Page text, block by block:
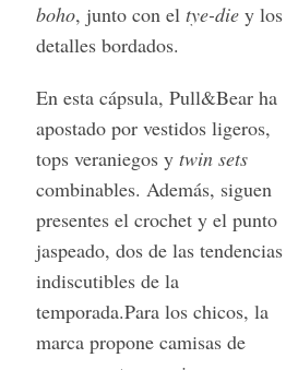
boho, junto con el tye-die y los
detalles bordados.
En esta cápsula, Pull&Bear ha
apostado por vestidos ligeros,
tops veraniegos y twin sets
combinables. Además, siguen
presentes el crochet y el punto
jaspeado, dos de las tendencias
indiscutibles de la
temporada.Para los chicos, la
marca propone camisas de